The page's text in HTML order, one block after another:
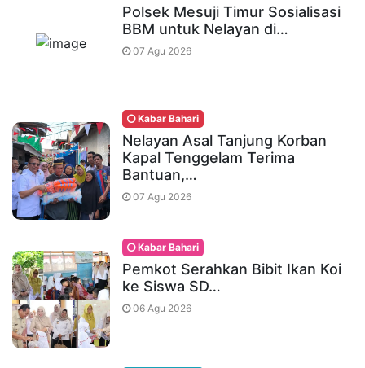
Polsek Mesuji Timur Sosialisasi
BBM untuk Nelayan di…
07 Agu 2026
Kabar Bahari
Nelayan Asal Tanjung Korban
Kapal Tenggelam Terima
Bantuan,…
07 Agu 2026
Kabar Bahari
Pemkot Serahkan Bibit Ikan Koi
ke Siswa SD…
06 Agu 2026